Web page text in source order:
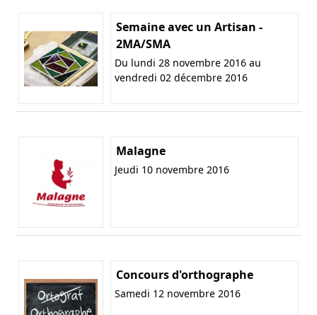
Semaine avec un Artisan -
2MA/SMA
Du lundi 28 novembre 2016 au
vendredi 02 décembre 2016
Malagne
Jeudi 10 novembre 2016
Concours d'orthographe
Samedi 12 novembre 2016